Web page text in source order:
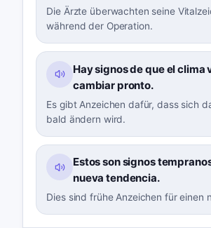
Die Ärzte überwachten seine
während der Operation.
Hay signos de que el clima
cambiar pronto.
Es gibt Anzeichen dafür, dass sich
bald ändern wird.
Estos son signos
nueva tendencia.
Dies sind frühe Anzeichen für einen